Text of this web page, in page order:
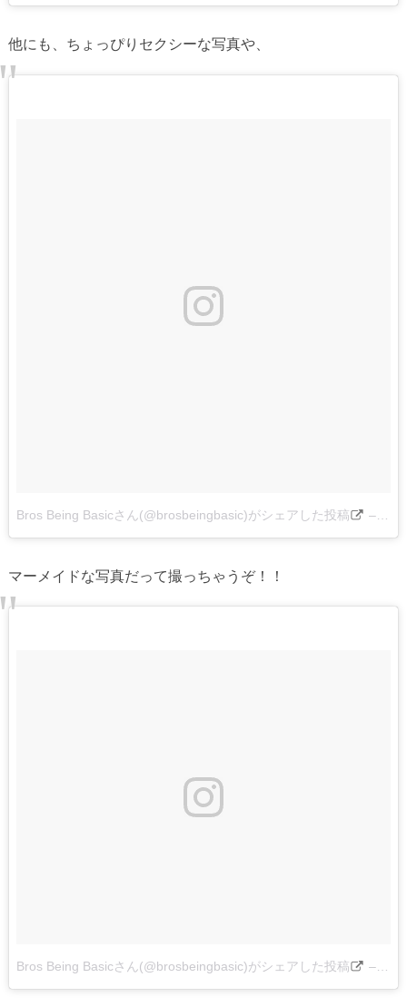
他にも、ちょっぴりセクシーな写真や、
Bros Being Basicさん(@brosbeingbasic)がシェアした投稿 –
マーメイドな写真だって撮っちゃうぞ！！
Bros Being Basicさん(@brosbeingbasic)がシェアした投稿 –